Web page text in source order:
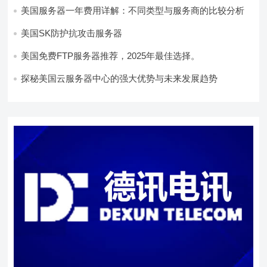
美国服务器一年费用详解：不同类型与服务商的比较分析
美国SK防护抗攻击服务器
美国免费FTP服务器推荐，2025年最佳选择。
探秘美国云服务器中心的强大优势与未来发展趋势